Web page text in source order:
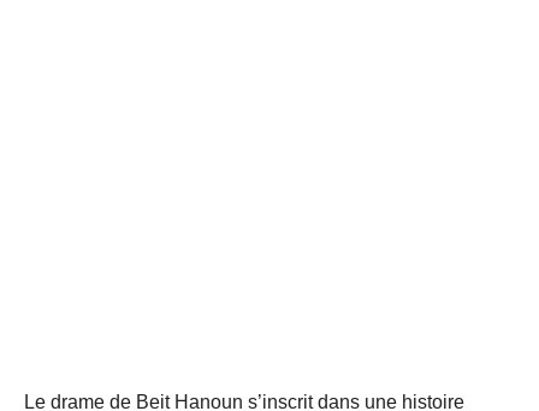
Le drame de Beit Hanoun s’inscrit dans une histoire